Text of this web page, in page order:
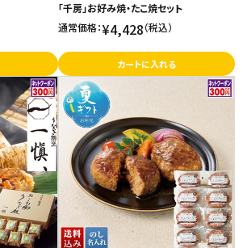
「千房」お好み焼・たこ焼セット
通常価格：¥4,428（税込）
カートに入れる